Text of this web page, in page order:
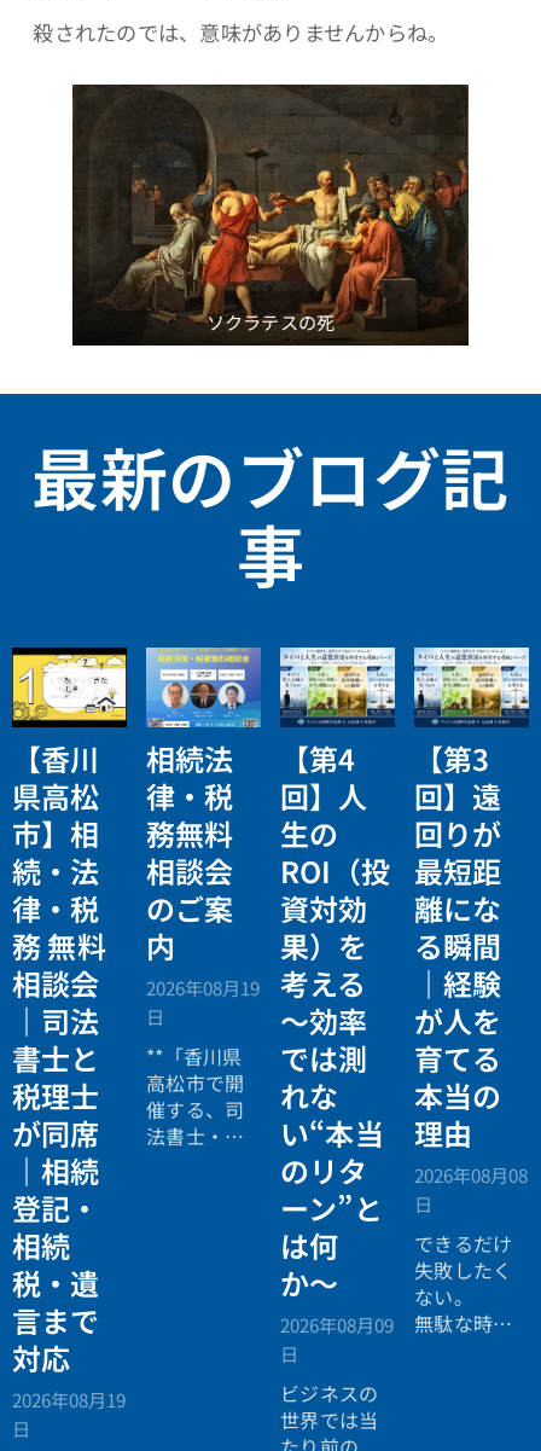
殺されたのでは、意味がありませんからね。
ソクラテスの死
最新のブログ記
事
【香川
県高松
市】相
続・法
律・税
務 無料
相談会
｜司法
書士と
税理士
が同席
｜相続
登記・
相続
税・遺
言まで
対応
2026年08月19
日
相続法
律・税
務無料
相談会
のご案
内
2026年08月19
日
**「香川県
高松市で開
催する、司
法書士・税
【第4
回】人
生の
ROI（投
資対効
果）を
考える
〜効率
では測
れな
い“本当
のリタ
ーン”と
は何
か〜
2026年08月09
日
ビジネスの
世界では当
【第3
回】遠
回りが
最短距
離にな
る瞬間
｜経験
が人を
育てる
本当の
理由
2026年08月08
日
できるだけ
失敗したく
ない。
無駄な時間